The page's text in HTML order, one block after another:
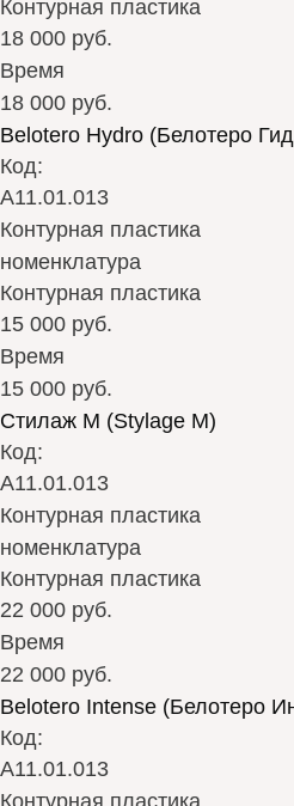
Контурная пластика
18 000 руб.
Время
18 000 руб.
Belotero Hydro (Белотеро
Код:
А11.01.013
Контурная пластика
номенклатура
Контурная пластика
15 000 руб.
Время
15 000 руб.
Стилаж М (Stylage M)
Код:
А11.01.013
Контурная пластика
номенклатура
Контурная пластика
22 000 руб.
Время
22 000 руб.
Belotero Intense (Белотеро
Код:
А11.01.013
Контурная пластика